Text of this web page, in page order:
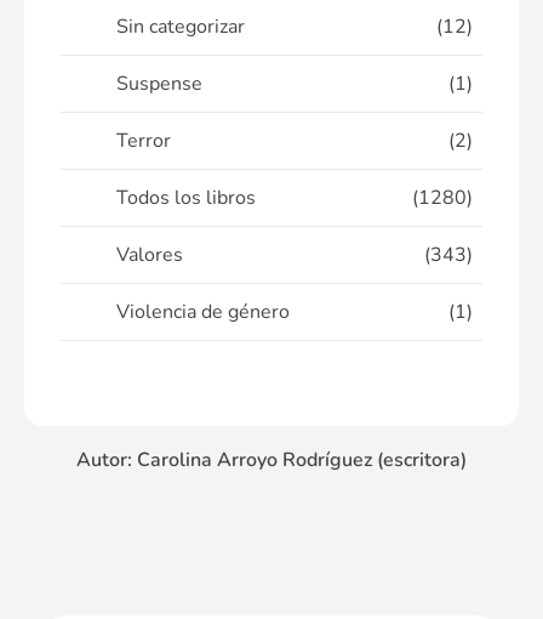
Sin categorizar (12)
Suspense (1)
Terror (2)
Todos los libros (1280)
Valores (343)
Violencia de género (1)
Autor: Carolina Arroyo Rodríguez (escritora)